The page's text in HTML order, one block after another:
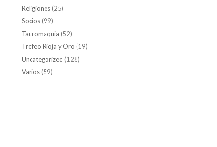
Religiones(25)
Socios(99)
Tauromaquia (52)
Trofeo Rioja y Oro (19)
Uncategorized (128)
Varios(59)